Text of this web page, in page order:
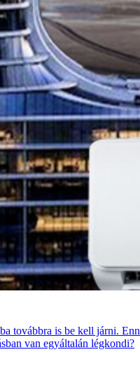
továbbra is be kell járni.
van egyáltalán légkondi?